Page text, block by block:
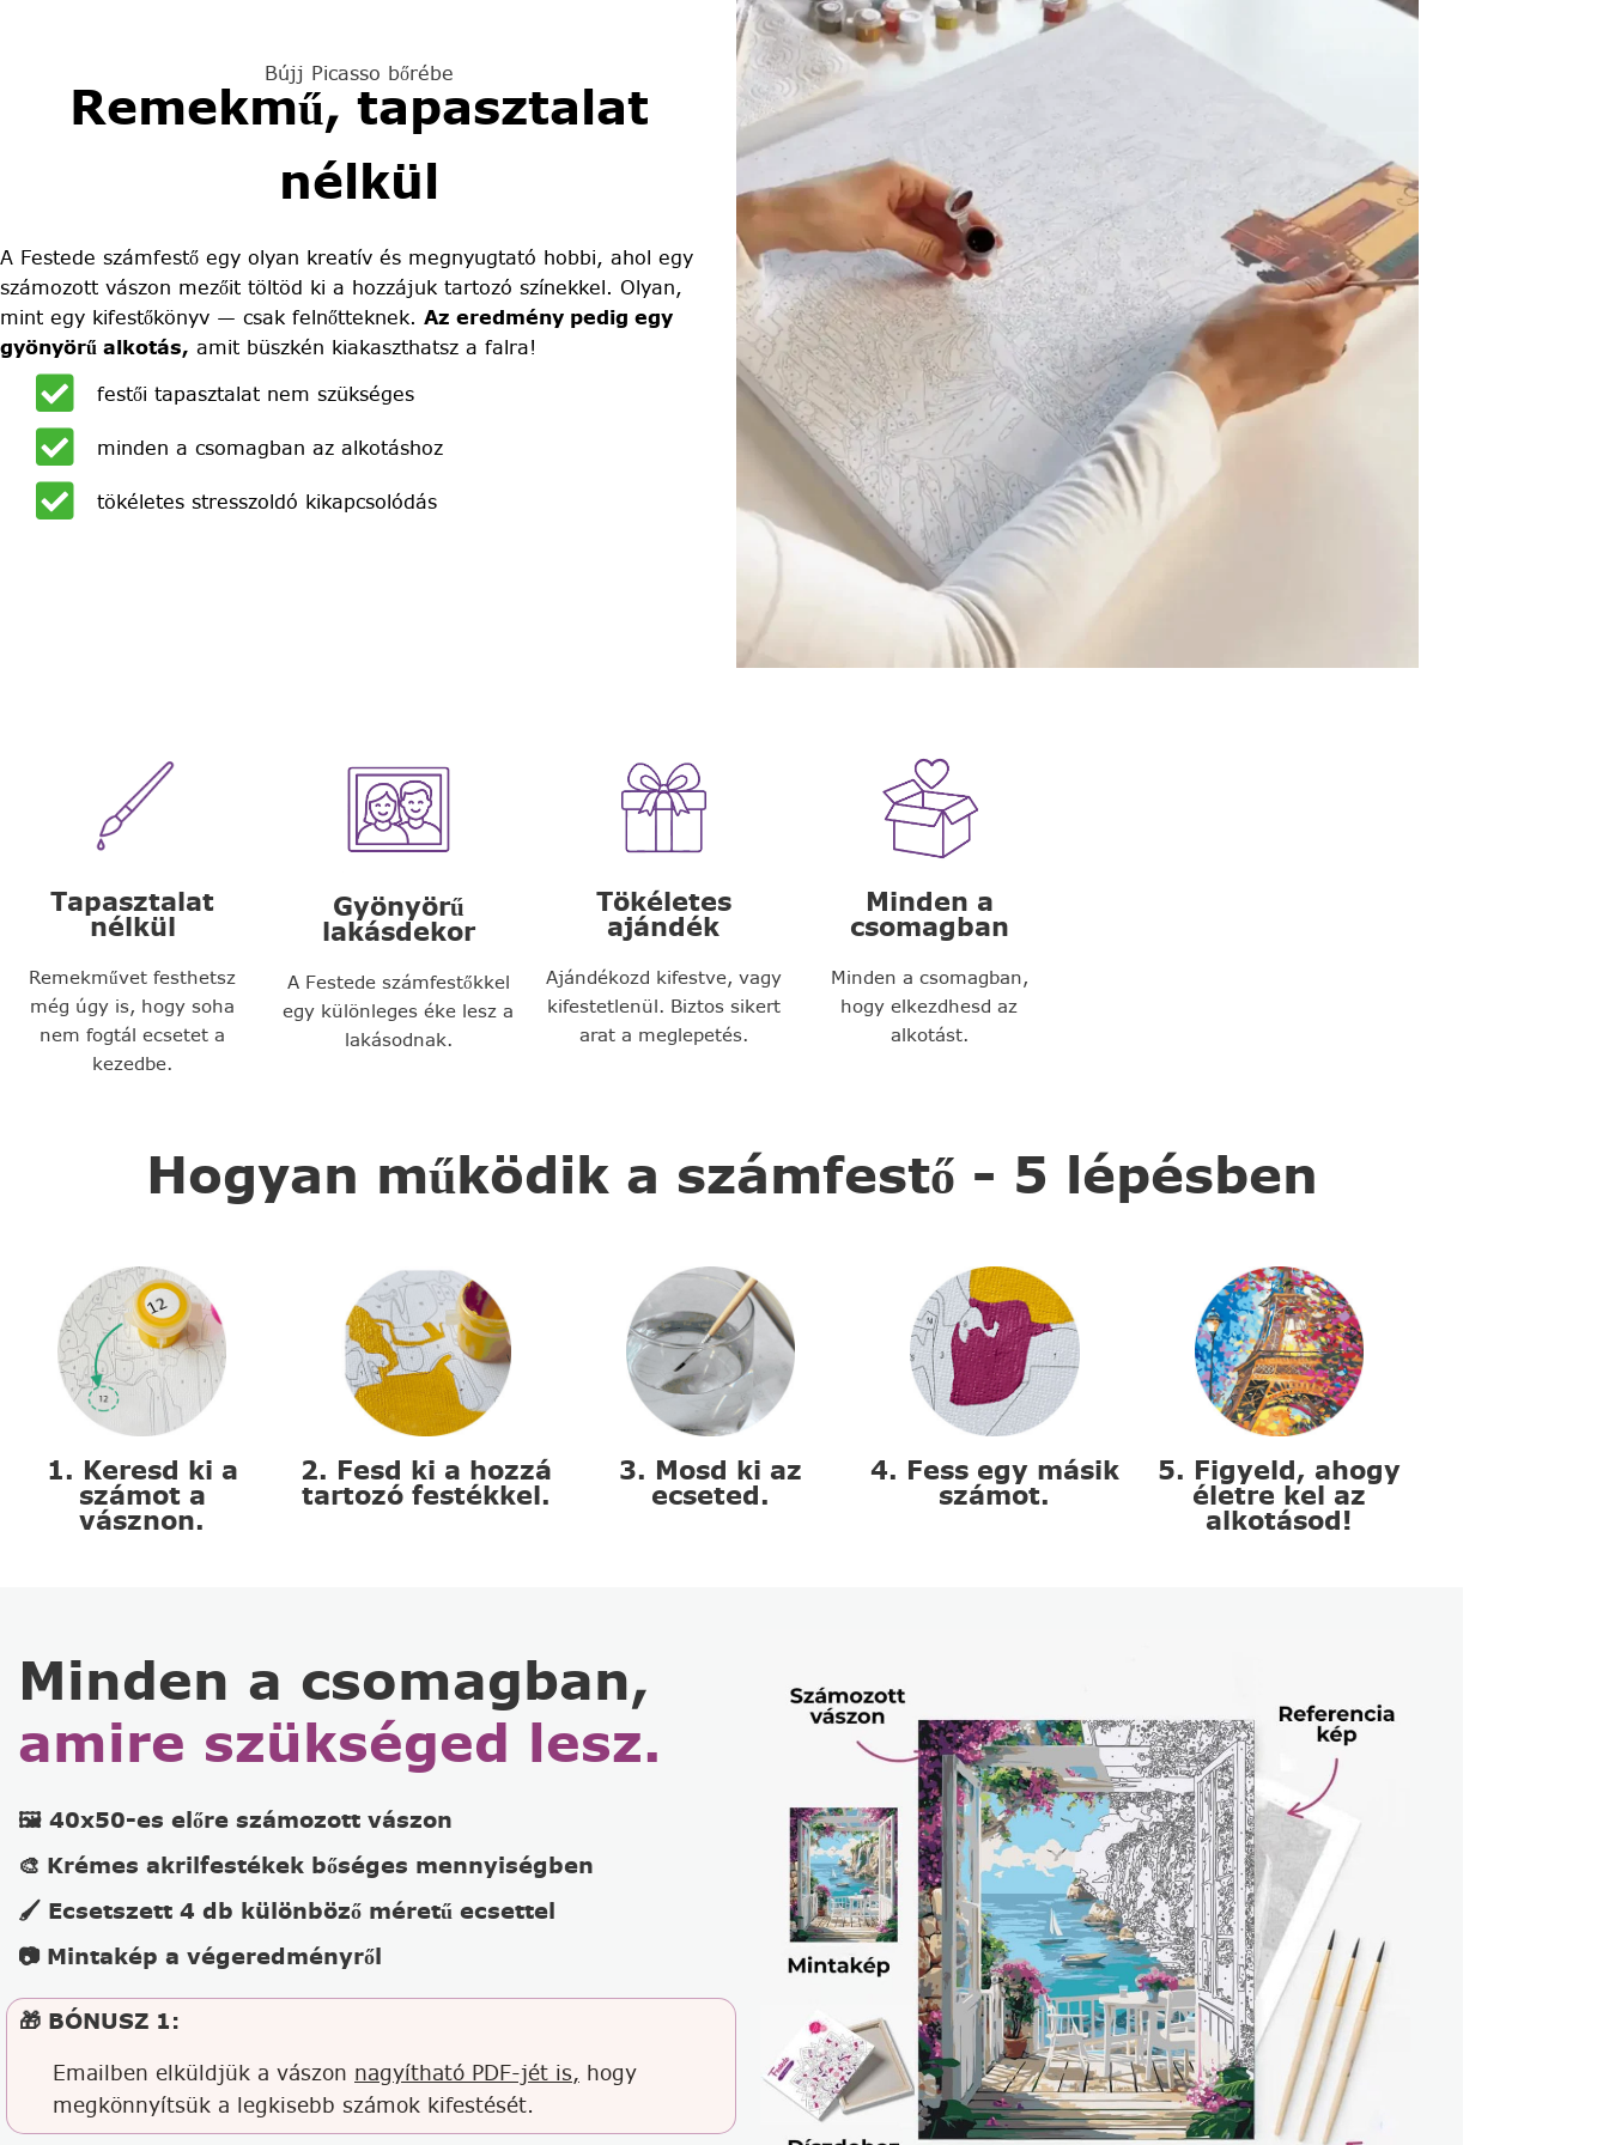
Bújj Picasso bőrébe
Remekmű, tapasztalat
nélkül
A Festede számfestő egy olyan kreatív és megnyugtató hobbi, ahol egy
számozott vászon mezőit töltöd ki a hozzájuk tartozó színekkel. Olyan,
mint egy kifestőkönyv — csak felnőtteknek. Az eredmény pedig egy
gyönyörű alkotás, amit büszkén kiakaszthatsz a falra!
festői tapasztalat nem szükséges
minden a csomagban az alkotáshoz
tökéletes stresszoldó kikapcsolódás
Tapasztalat
nélkül
Remekművet festhetsz
még úgy is, hogy soha
nem fogtál ecsetet a
kezedbe.
Gyönyörű
lakásdekor
A Festede számfestőkkel
egy különleges éke lesz a
lakásodnak.
Tökéletes
ajándék
Ajándékozd kifestve, vagy
kifestetlenül. Biztos sikert
arat a meglepetés.
Minden a
csomagban
Minden a csomagban,
hogy elkezdhesd az
alkotást.
Hogyan működik a számfestő - 5 lépésben
1. Keresd ki a
számot a
vásznon.
2. Fesd ki a hozzá
tartozó festékkel.
3. Mosd ki az
ecseted.
4. Fess egy másik
számot.
5. Figyeld, ahogy
életre kel az
alkotásod!
Minden a csomagban,
amire szükséged lesz.
🖼️ 40x50-es előre számozott vászon
🎨 Krémes akrilfestékek bőséges mennyiségben
🖌️ Ecsetszett 4 db különböző méretű ecsettel
📷 Mintakép a végeredményről
🎁 BÓNUSZ 1:
Emailben elküldjük a vászon nagyítható PDF-jét is, hogy
megkönnyítsük a legkisebb számok kifestését.